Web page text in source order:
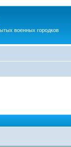
военных городков